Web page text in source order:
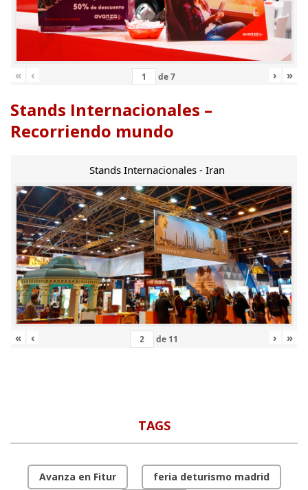
« ‹ de7 › »
Stands Internacionales –
Recorriendo mundo
Stands Internacionales - Iran
« ‹ de 11 › »
TAGS
Avanza en Fitur
feria deturismo madrid